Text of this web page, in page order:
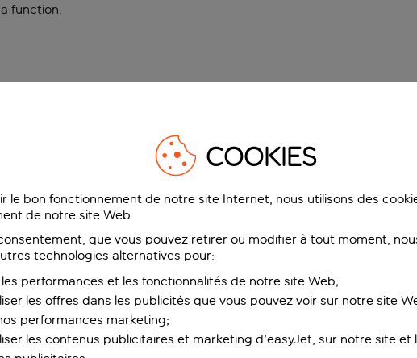
function.
COOKIES
le bon fonctionnement de notre site Internet, nous utilisons des
de notre site Web.
que vous pouvez retirer ou modifier à tout moment,
technologies alternatives pour:
performances et les fonctionnalités de notre site Web;
les offres dans les publicités que vous pouvez voir sur notre site
performances marketing;
les contenus publicitaires et marketing d'easyJet, sur notre site et